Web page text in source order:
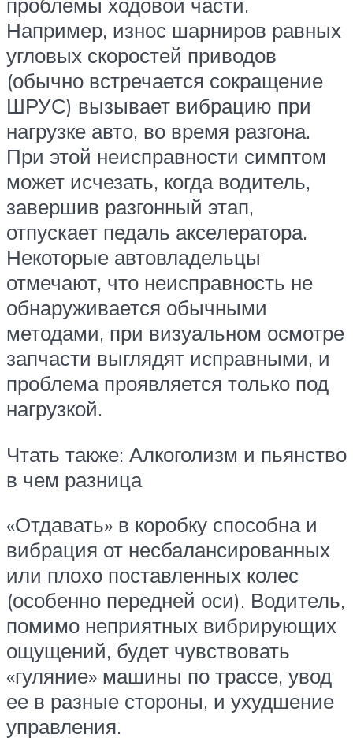
Например, износ шарниров равных
угловых скоростей приводов
(обычно встречается сокращение
ШРУС) вызывает вибрацию при
нагрузке авто, во время разгона.
При этой неисправности симптом
может исчезать, когда водитель,
завершив разгонный этап,
отпускает педаль акселератора.
Некоторые автовладельцы
отмечают, что неисправность не
обнаруживается обычными
методами, при визуальном осмотре
запчасти выглядят исправными, и
проблема проявляется только под
нагрузкой.
Чтать также: Алкоголизм и пьянство
в чем разница
«Отдавать» в коробку способна и
вибрация от несбалансированных
или плохо поставленных колес
(особенно передней оси). Водитель,
помимо неприятных вибрирующих
ощущений, будет чувствовать
«гуляние» машины по трассе, увод
ее в разные стороны, и ухудшение
управления.